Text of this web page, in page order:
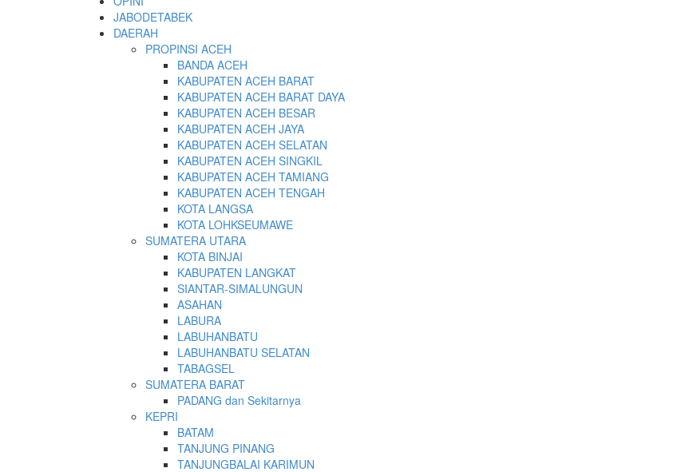
JABODETABEK
DAERAH
PROPINSI ACEH
BANDA ACEH
KABUPATEN ACEH BARAT
KABUPATEN ACEH BARAT DAYA
KABUPATEN ACEH BESAR
KABUPATEN ACEH JAYA
KABUPATEN ACEH SELATAN
KABUPATEN ACEH SINGKIL
KABUPATEN ACEH TAMIANG
KABUPATEN ACEH TENGAH
KOTA LANGSA
KOTA LOHKSEUMAWE
SUMATERA UTARA
KOTA BINJAI
KABUPATEN LANGKAT
SIANTAR-SIMALUNGUN
ASAHAN
LABURA
LABUHANBATU
LABUHANBATU SELATAN
TABAGSEL
SUMATERA BARAT
PADANG dan Sekitarnya
KEPRI
BATAM
TANJUNG PINANG
TANJUNGBALAI KARIMUN